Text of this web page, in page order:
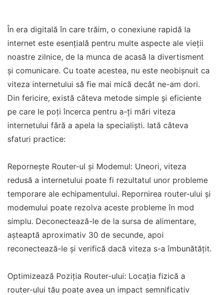
În era digitală în care trăim, o conexiune rapidă la
internet este esențială pentru multe aspecte ale vieții
noastre zilnice, de la munca de acasă la divertisment
și comunicare. Cu toate acestea, nu este neobișnuit ca
viteza internetului să fie mai mică decât ne-am dori.
Din fericire, există câteva metode simple și eficiente
pe care le poți încerca pentru a-ți mări viteza
internetului fără a apela la specialiști. Iată câteva
sfaturi practice:
Repornește Router-ul și Modemul: Uneori, viteza
redusă a internetului poate fi rezultatul unor probleme
temporare ale echipamentului. Repornirea router-ului și
modemului poate rezolva aceste probleme în mod
simplu. Deconectează-le de la sursa de alimentare,
așteaptă aproximativ 30 de secunde, apoi
reconectează-le și verifică dacă viteza s-a îmbunătățit.
Optimizează Poziția Router-ului: Locația fizică a
router-ului tău poate avea un impact semnificativ